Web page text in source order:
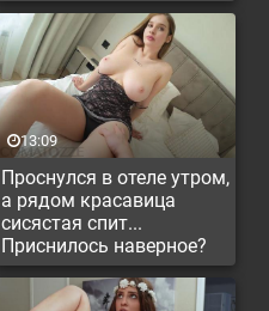
Проснулся в отеле утром,
а рядом красавица
сисястая спит...
Приснилось наверное?
13:09